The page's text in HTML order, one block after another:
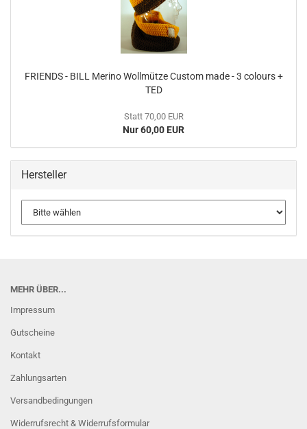
FRIENDS - BILL Merino Wollmütze Custom made - 3 colours +
TED
Statt 70,00 EUR
Nur 60,00 EUR
Hersteller
MEHR ÜBER...
Impressum
Gutscheine
Kontakt
Zahlungsarten
Versandbedingungen
Widerrufsrecht & Widerrufsformular